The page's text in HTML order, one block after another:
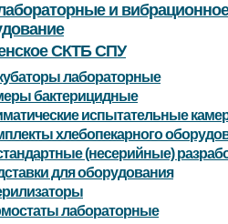
и вибрационное
СКТБ СПУ
лабораторные
бактерицидные
испытательные
хлебопекарного
(несерийные)
для оборудования
лабораторные